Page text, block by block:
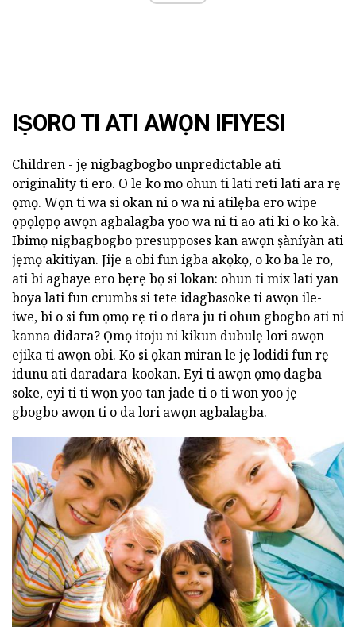
IṢORO TI ATI AWỌN IFIYESI
Children - jẹ nigbagbogbo unpredictable ati
originality ti ero. O le ko mo ohun ti lati reti lati ara rẹ
ọmọ. Wọn ti wa si okan ni o wa ni atilẹba ero wipe
ọpọlọpọ awọn agbalagba yoo wa ni ti ao ati ki o ko kà.
Ibimọ nigbagbogbo presupposes kan awọn ṣàníyàn ati
jẹmọ akitiyan. Jije a obi fun igba akọkọ, o ko ba le ro,
ati bi agbaye ero bẹrẹ bọ si lokan: ohun ti mix lati yan
boya lati fun crumbs si tete idagbasoke ti awọn ile-
iwe, bi o si fun ọmọ rẹ ti o dara ju ti ohun gbogbo ati ni
kanna didara? Ọmọ itoju ni kikun dubulẹ lori awọn
ejika ti awọn obi. Ko si ọkan miran le jẹ lodidi fun rẹ
idunu ati daradara-kookan. Eyi ti awọn ọmọ dagba
soke, eyi ti ti wọn yoo tan jade ti o ti won yoo jẹ -
gbogbo awọn ti o da lori awọn agbalagba.